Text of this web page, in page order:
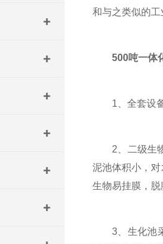
和与之类似的
500吨一体
1、全套设备
2、二级生物
泥池体积小，
生物易挂膜，
3、生化池采